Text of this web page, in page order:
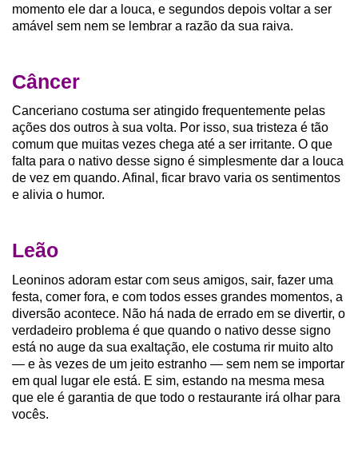
momento ele dar a louca, e segundos depois voltar a ser
amável sem nem se lembrar a razão da sua raiva.
Câncer
Canceriano costuma ser atingido frequentemente pelas
ações dos outros à sua volta. Por isso, sua tristeza é tão
comum que muitas vezes chega até a ser irritante. O que
falta para o nativo desse signo é simplesmente dar a louca
de vez em quando. Afinal, ficar bravo varia os sentimentos
e alivia o humor.
Leão
Leoninos adoram estar com seus amigos, sair, fazer uma
festa, comer fora, e com todos esses grandes momentos, a
diversão acontece. Não há nada de errado em se divertir, o
verdadeiro problema é que quando o nativo desse signo
está no auge da sua exaltação, ele costuma rir muito alto
— e às vezes de um jeito estranho — sem nem se importar
em qual lugar ele está. E sim, estando na mesma mesa
que ele é garantia de que todo o restaurante irá olhar para
vocês.